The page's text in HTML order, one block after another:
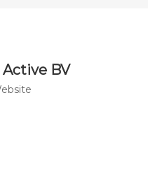
Active BV